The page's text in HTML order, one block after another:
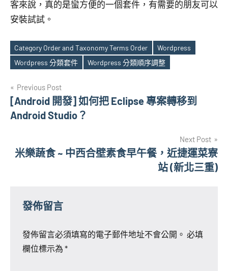
客來說，真的是蠻方便的一個套件，有需要的朋友可以
安裝試試。
Tags
Category Order and Taxonomy Terms Order
Wordpress
Wordpress 分類套件
Wordpress 分類順序調整
文
章
覽
Previous Post
[Android 開發] 如何把 Eclipse 專案轉移到
Android Studio？
Next Post
米樂蔬食 ~ 中西合壁素食早午餐，近捷運菜寮
站 (新北三重)
發佈留言
發佈留言必須填寫的電子郵件地址不會公開。 必填
欄位標示為 *